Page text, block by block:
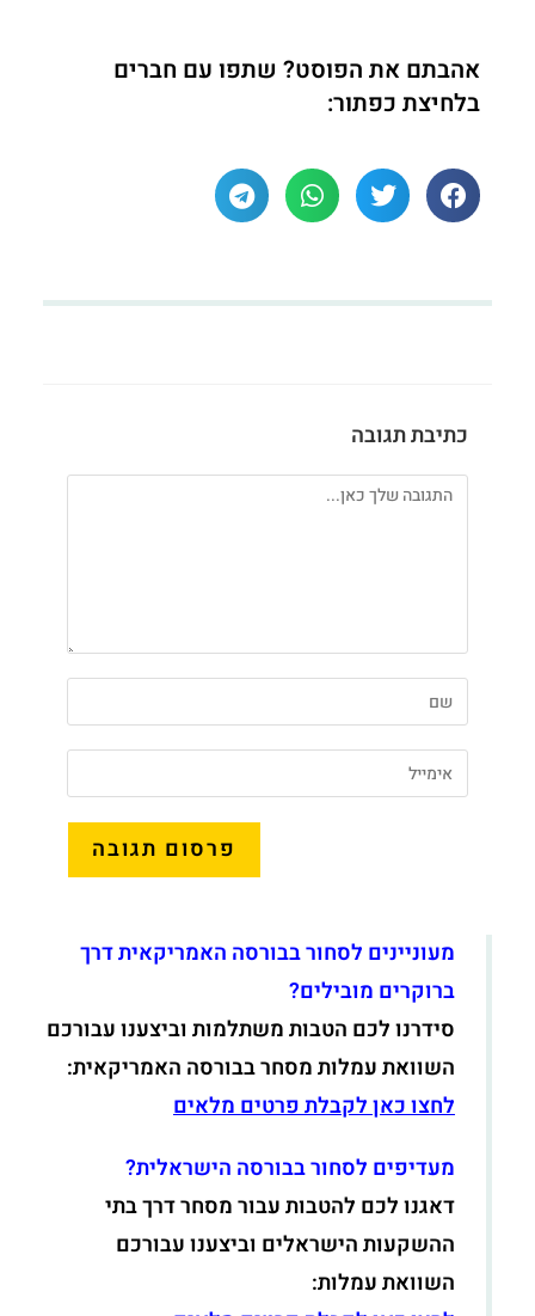
אהבתם את הפוסט? שתפו עם חברים
בלחיצת כפתור:
כתיבת תגובה
מעוניינים לסחור בבורסה האמריקאית דרך
ברוקרים מובילים?
סידרנו לכם הטבות משתלמות וביצענו עבורכם
השוואת עמלות מסחר בבורסה האמריקאית:
לחצו כאן לקבלת פרטים מלאים
מעדיפים לסחור בבורסה הישראלית?
דאגנו לכם להטבות עבור מסחר דרך בתי
ההשקעות הישראלים וביצענו עבורכם
השוואת עמלות: